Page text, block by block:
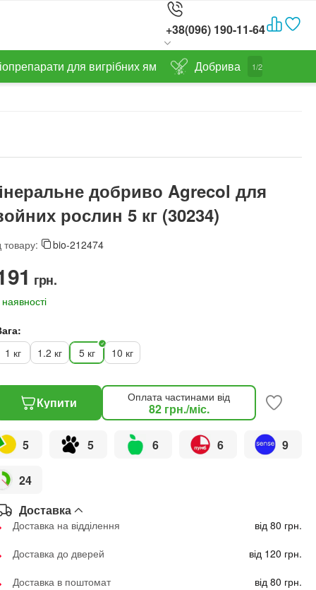
+38(096) 190-11-64
для вигрібних ям Добрива 1/2
добриво Agrecol для
рослин 5 кг (30234)
товару: bio-212474
грн.
1 кг
1.2 кг 5 кг 10 кг
Купити Оплата частинами від
82 грн./міс.
5 5 6 6 9
24
Доставка
Доставка на відділення
від 80 грн.
Доставка до дверей
від 120 грн.
Доставка в поштомат
від 80 грн.